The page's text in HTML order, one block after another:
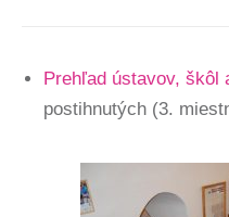
Prehľad ústavov, škôl
postihnutých (3.